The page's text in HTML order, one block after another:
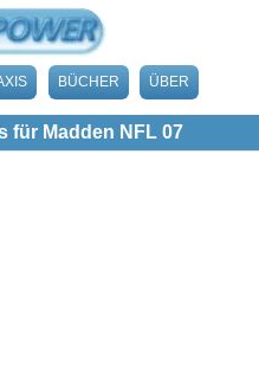
BÜCHER ÜBER
für Madden NFL 07